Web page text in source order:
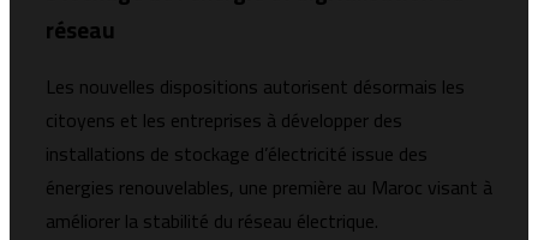
réseau
Les nouvelles dispositions autorisent désormais les
citoyens et les entreprises à développer des
installations de stockage d’électricité issue des
énergies renouvelables, une première au Maroc visant à
améliorer la stabilité du réseau électrique.